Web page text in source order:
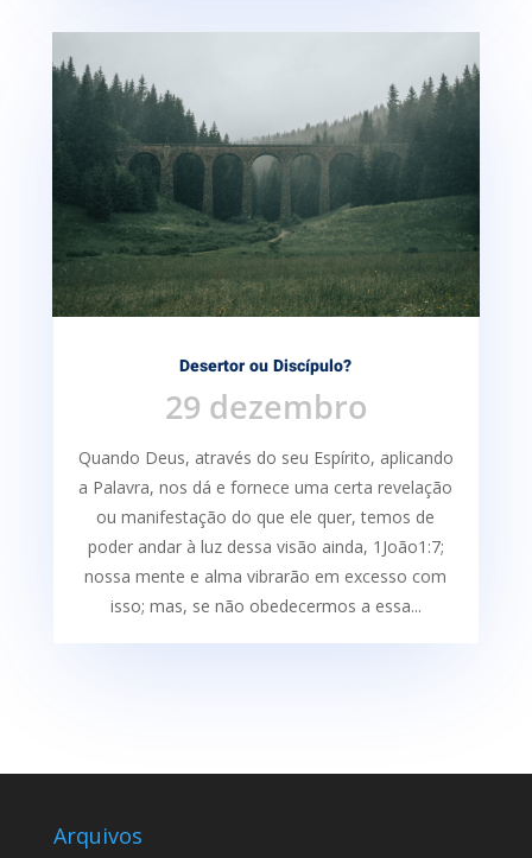
Desertor ou Discípulo?
29 dezembro
Quando Deus, através do seu Espírito, aplicando
a Palavra, nos dá e fornece uma certa re­velação
ou manifestação do que ele quer, temos de
poder andar à luz dessa visão ainda, 1João1:7;
nossa mente e alma vibrarão em excesso com
isso; mas, se não obedecermos a essa...
Arquivos